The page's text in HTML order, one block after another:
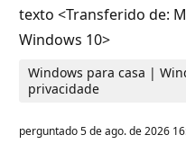
texto <Transferido de:
Windows 10>
Windows para casa |
privacidade
perguntado5 de ago. de 2026